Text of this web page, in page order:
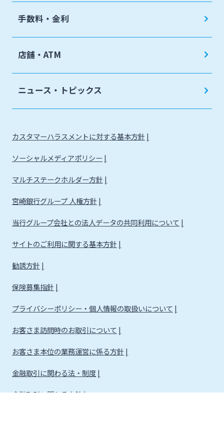
手数料・金利
店舗・ATM
ニュース・トピックス
カスタマーハラスメントに対する基本方針
ソーシャルメディアポリシー
マルチステークホルダー方針
宮崎銀行グループ 人権方針
当行グループ会社との法人データの共同利用について
サイトのご利用に関する基本方針
勧誘方針
保険募集指針
プライバシーポリシー・個人情報の取扱いについて
お客さま訪問時のお取引について
お客さま本位の業務運営に係る方針
金融取引に関わる法・制度
金融取引に関わる方針